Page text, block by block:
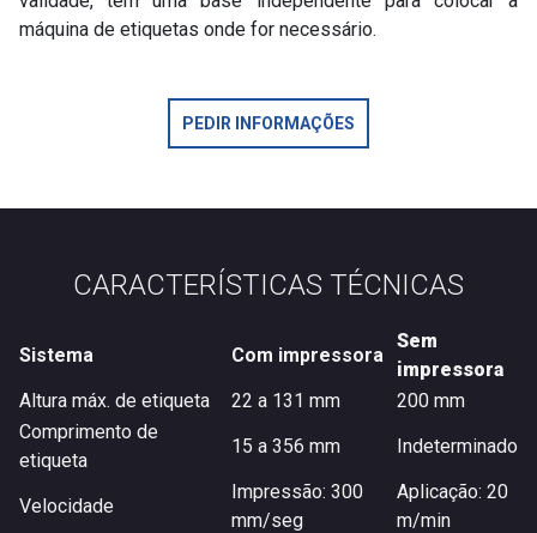
máquina de etiquetas onde for necessário.
PEDIR INFORMAÇÕES
CARACTERÍSTICAS TÉCNICAS
Sistema Com impressora
Sem
impressora
Altura máx. de etiqueta
22 a 131 mm
200 mm
Comprimento de
etiqueta
15 a 356 mm Indeterminado
Velocidade
Impressão: 300
mm/seg
Aplicação: 20
m/min